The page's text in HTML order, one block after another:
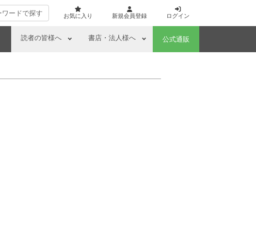
ワードで探す お気に入り 新規会員登録 ログイン
読者の皆様へ 書店・法人様へ 公式通販